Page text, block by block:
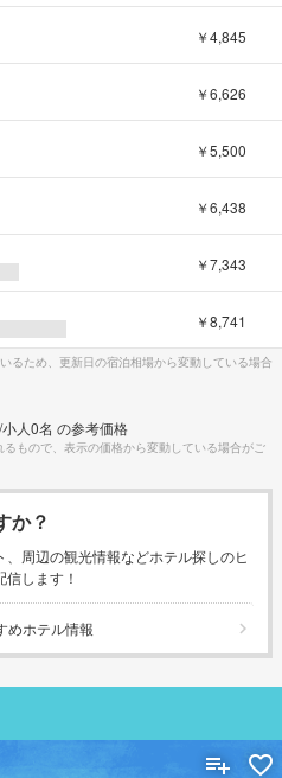
￥4,845
￥6,626
￥5,500
￥6,438
￥7,343
￥8,741
るため、更新日の宿泊相場から変動している場合
人0名 の参考価格
もので、表示の価格から変動している場合がご
か？
周辺の観光情報などホテル探しのヒ
します！
めホテル情報